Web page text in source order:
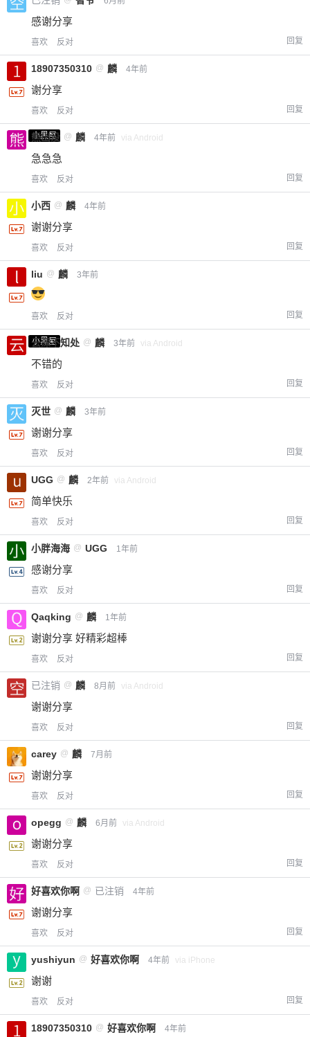
感谢分享
喜欢 反对 回复
18907350310 @ 麟 4年前
谢分享
喜欢 反对 回复
小黑屋
熊出没 @ 麟 4年前 via Android
急急急
喜欢 反对 回复
小西 @ 麟 4年前
谢谢分享
喜欢 反对 回复
liu @ 麟 3年前
喜欢 反对 回复
小黑屋
云深不知处 @ 麟 3年前 via Android
不错的
喜欢 反对 回复
灭世 @ 麟 3年前
谢谢分享
喜欢 反对 回复
UGG @ 麟 2年前 via Android
简单快乐
喜欢 反对 回复
小胖海海 @ UGG 1年前
感谢分享
喜欢 反对 回复
Qaqking @ 麟 1年前
谢谢分享 好精彩超棒
喜欢 反对 回复
已注销 @ 麟 8月前 via Android
谢谢分享
喜欢 反对 回复
carey @ 麟 7月前
谢谢分享
喜欢 反对 回复
opegg @ 麟 6月前 via Android
谢谢分享
喜欢 反对 回复
好喜欢你啊 @ 已注销 4年前
谢谢分享
喜欢 反对 回复
yushiyun @ 好喜欢你啊 4年前 via iPhone
谢谢
喜欢 反对 回复
18907350310 @ 好喜欢你啊 4年前